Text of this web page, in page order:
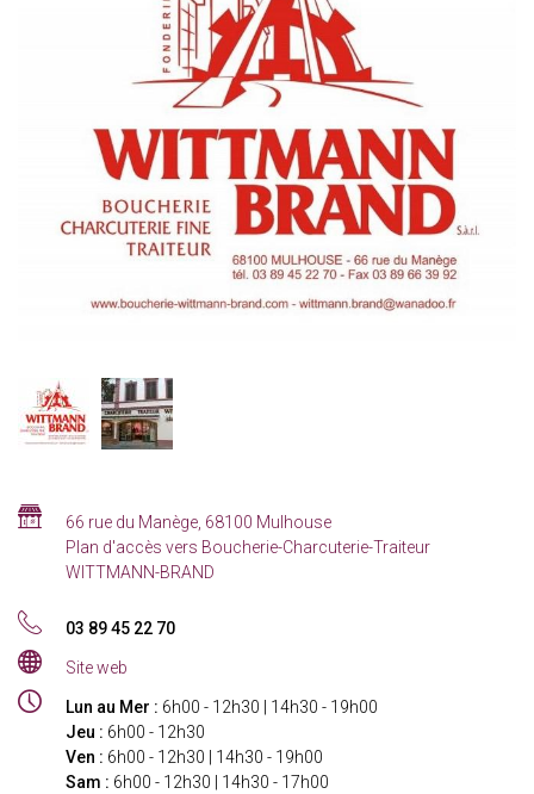
Infos
pratiques
Adresse
66 rue du Manège 68100 Mulhouse
Plan d'accès vers Boucherie-Charcuterie-Traiteur
WITTMANN-BRAND
Tél.03 89 45 22 70
Site
:
Site web
Horaires
Lun au Mer : 6h00 - 12h30 | 14h30 - 19h00
Jeu : 6h00 - 12h30
Ven : 6h00 - 12h30 | 14h30 - 19h00
Sam : 6h00 - 12h30 | 14h30 - 17h00